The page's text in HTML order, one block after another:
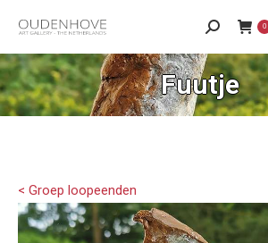
0
Fuutje
< Groep loopeenden